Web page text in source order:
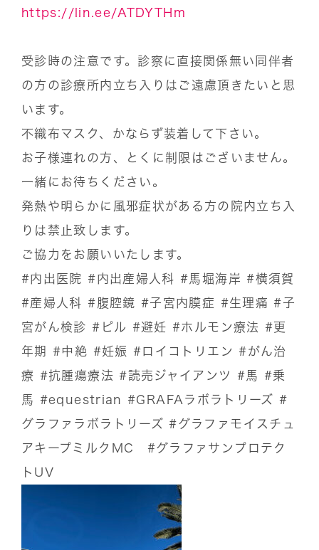
https://lin.ee/ATDYTHm
受診時の注意です。診察に直接関係無い同伴者
の方の診療所内立ち入りはご遠慮頂きたいと思
います。
不織布マスク、かならず装着して下さい。
お子様連れの方、とくに制限はございません。
一緒にお待ちください。
発熱や明らかに風邪症状がある方の院内立ち入
りは禁止致します。
ご協力をお願いいたします。
#内出医院
#内出産婦人科 #馬堀海岸 #横須賀
#産婦人科 #腹腔鏡 #子宮内膜症 #生理痛 #子
宮がん検診 #ピル #避妊 #ホルモン療法 #更
年期
#中絶 #妊娠 #ロイコトリエン #がん治
療 #抗腫瘍療法 #読売ジャイアンツ #馬
#乗
馬
#equestrian #GRAFAラボラトリーズ #
グラファラボラトリーズ #グラファモイスチュ
アキープミルクMC
#グラファサンプロテク
トUV